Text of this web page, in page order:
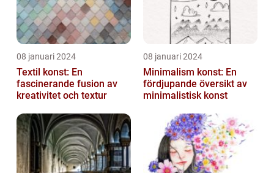
08 januari 2024
Textil konst: En
fascinerande fusion av
kreativitet och textur
08 januari 2024
Minimalism konst: En
fördjupande översikt av
minimalistisk konst